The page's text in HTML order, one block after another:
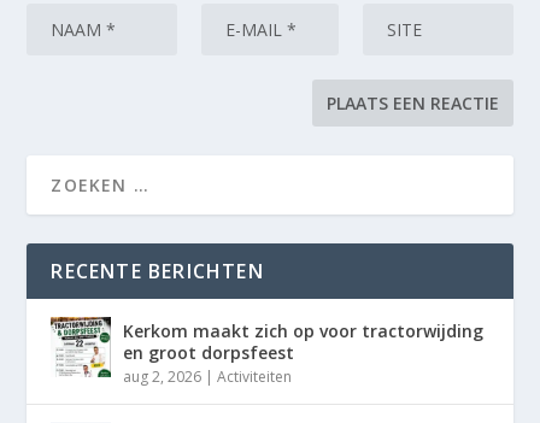
RECENTE BERICHTEN
Kerkom maakt zich op voor tractorwijding
en groot dorpsfeest
aug 2, 2026 |Activiteiten